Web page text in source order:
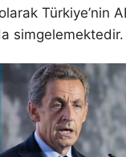
Türkiye’nin
simgelemektedir.